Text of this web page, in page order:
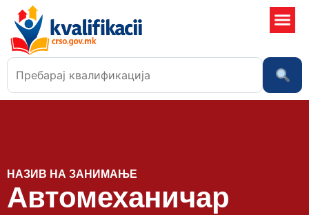
НАЗИВ НА ЗАНИМАЊЕ
Автомеханичар